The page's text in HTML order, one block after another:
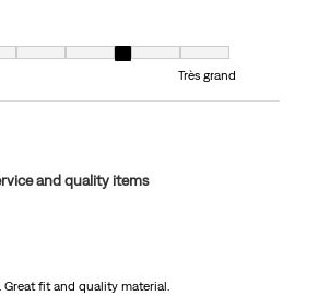
1 est égal à Très petit et 7 est égal à Très grand
Très grand
and quality items
Great fit and quality material.